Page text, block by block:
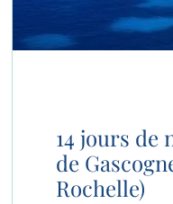
14 jours de
de
Rochelle)